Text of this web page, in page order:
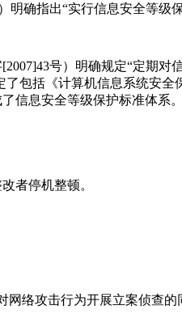
确指出“实行信息安全等级保
号）明确规定“定期对
包括《计算机信息系统安全
信息安全等级保护标准体系。
者停机整顿。
络攻击行为开展立案侦查的